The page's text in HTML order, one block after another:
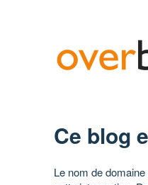
Ce blog
Le nom de